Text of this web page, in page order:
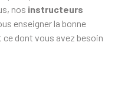
nos instructeurs
enseigner la bonne
dont vous avez besoin